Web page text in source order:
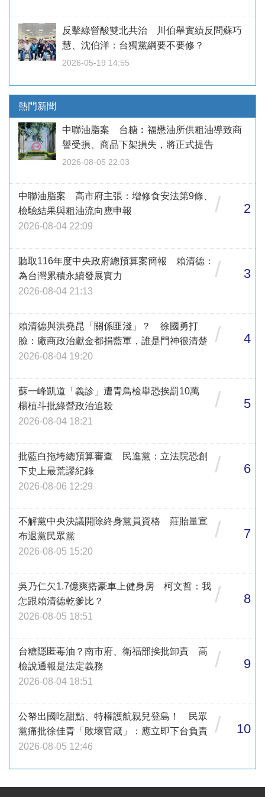
反擊綠營酸雙北共治 川伯舉實績反問蘇巧
慧、沈伯洋：台獨黨綱要不要修？
2026-05-19 14:55
熱門新聞
中聯油脂案 台糖︰福懋油所供粗油導致商
譽受損、商品下架損失，將正式提告
2026-08-05 22:03
中聯油脂案 高市府主張：增修食安法第9條、
檢驗結果與粗油流向應申報
2026-08-04 22:09
/ 2
聽取116年度中央政府總預算案簡報 賴清德：
為台灣累積永續發展實力
2026-08-04 21:13
/ 3
賴清德與洪堯昆「關係匪淺」？ 徐國勇打
臉：廠商政治獻金都捐藍軍，誰是門神很清楚
2026-08-04 19:20
/ 4
蘇一峰凱道「義診」遭青鳥檢舉恐挨罰10萬
楊植斗批綠營政治追殺
2026-08-04 18:21
/ 5
批藍白拖垮總預算審查 民進黨：立法院恐創
下史上最荒謬紀錄
2026-08-06 12:29
/ 6
不解黨中央決議開除終身黨員資格 莊貽量宣
布退黨民眾黨
2026-08-05 15:20
/ 7
吳乃仁欠1.7億爽搭豪車上健身房 柯文哲：我
怎跟賴清德乾爹比？
2026-08-05 18:51
/ 8
台糖隱匿毒油？南市府、衛福部挨批卸責 高
檢說通報是法定義務
2026-08-04 18:51
/ 9
公帑出國吃甜點、特權護航親兒登島！ 民眾
黨痛批徐佳青「敗壞官箴」：應立即下台負責
2026-08-05 12:46
/ 10